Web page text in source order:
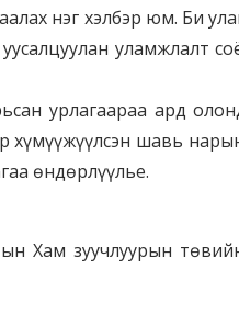
нэг хэлбэр юм. Би
уламжлалт
урлагаараа ард
хүмүүжүүлсэн шавь
өндөрлүүлье.
Хам зуучлуурын